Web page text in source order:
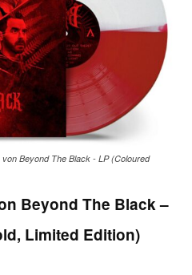
Beyond The Black - LP (Coloured
Beyond The Black –
Limited Edition)